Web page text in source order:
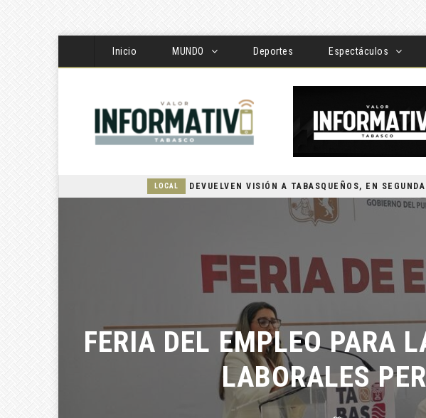
Inicio MUNDO Deportes Espectáculos
DEVUELVEN VISIÓN A TABASQUEÑOS, EN SEGUNDA JORNADA DE CIRUGÍA DE CATARATAS 2026
FERIA DEL EMPLEO PARA
LABORALES
OCTUBRE 21, 2025